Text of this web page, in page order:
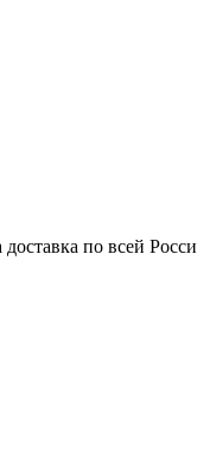
по всей